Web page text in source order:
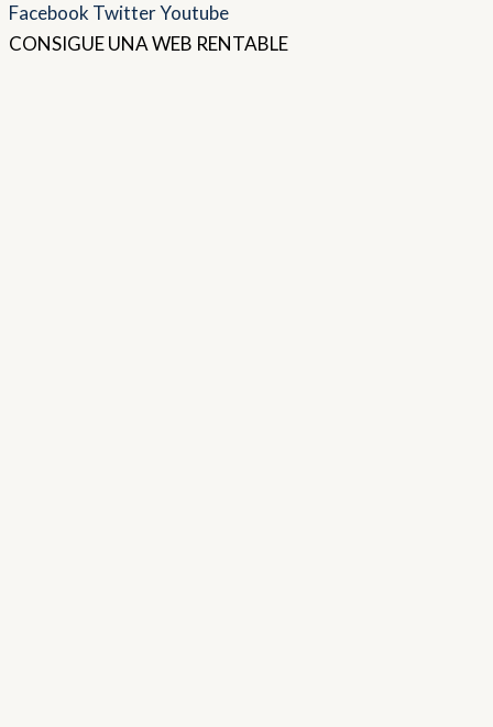
Facebook TwitterYoutube
CONSIGUE UNA WEB RENTABLE